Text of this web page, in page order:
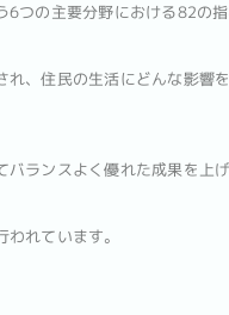
つの主要分野における82の
、住民の生活にどんな影響
ランスよく優れた成果を上
れています。